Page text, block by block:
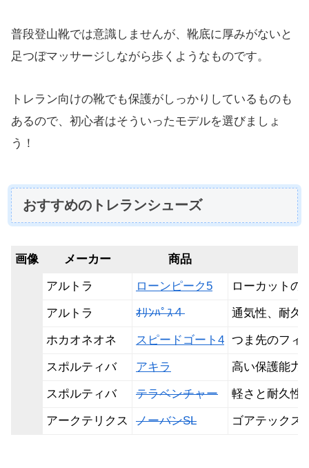
普段登山靴では意識しませんが、靴底に厚みがないと
足つぼマッサージしながら歩くようなものです。
トレラン向けの靴でも保護がしっかりしているものも
あるので、初心者はそういったモデルを選びましょ
う！
おすすめのトレランシューズ
画像 メーカー 商品
アルトラ ローンピーク5 ローカットの
アルトラ ｵﾘﾝﾊﾟｽ４ 通気性、耐久
ホカオネオネ スピードゴート4 つま先のフィ
スポルティバ アキラ 高い保護能力
スポルティバ テラベンチャー 軽さと耐久性
アークテリクス ノーバンSL ゴアテックス